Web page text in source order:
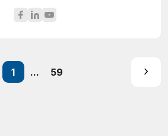
1 ... 59